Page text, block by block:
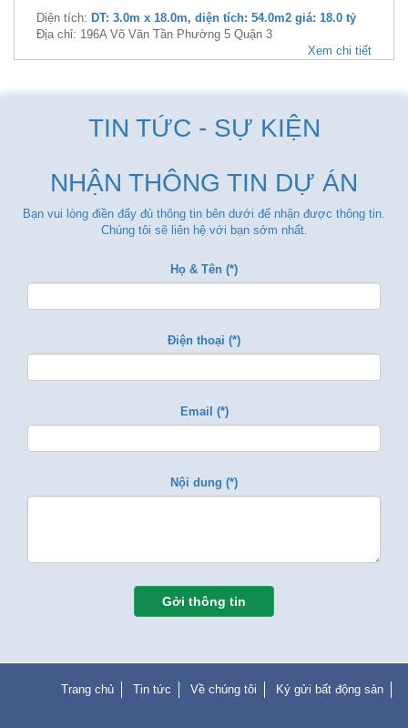
Diện tích: DT: 3.0m x 18.0m, diện tích: 54.0m2 giá: 18.0 tỷ
Địa chỉ: 196A Võ Văn Tần Phường 5 Quận 3
Xem chi tiết
TIN TỨC - SỰ KIỆN
NHẬN THÔNG TIN DỰ ÁN
Bạn vui lòng điền đẩy đủ thông tin bên dưới để nhận được thông tin.
Chúng tôi sẽ liên hệ với bạn sớm nhất.
Họ & Tên (*)
Điện thoại (*)
Email (*)
Nội dung (*)
Gởi thông tin
Trang chủ Tin tức Về chúng tôi Ký gửi bất động sản